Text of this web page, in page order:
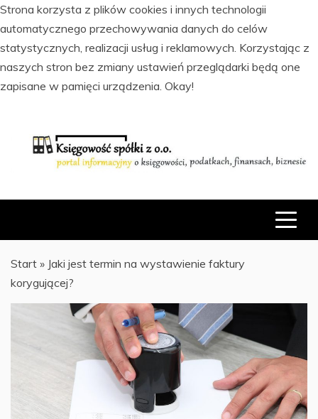
Strona korzysta z plików cookies i innych technologii
automatycznego przechowywania danych do celów
statystycznych, realizacji usług i reklamowych. Korzystając z
naszych stron bez zmiany ustawień przeglądarki będą one
zapisane w pamięci urządzenia. Okay!
FINANSACH I BIZNESIE
Start » Jaki jest termin na wystawienie faktury
korygującej?